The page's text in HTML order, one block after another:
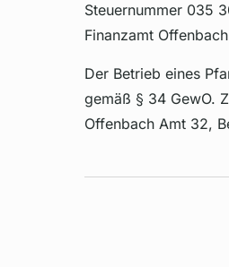
Steuernummer 035
Finanzamt
Der Betrieb eines
gemäß § 34 GewO.
Offenbach Amt 32,